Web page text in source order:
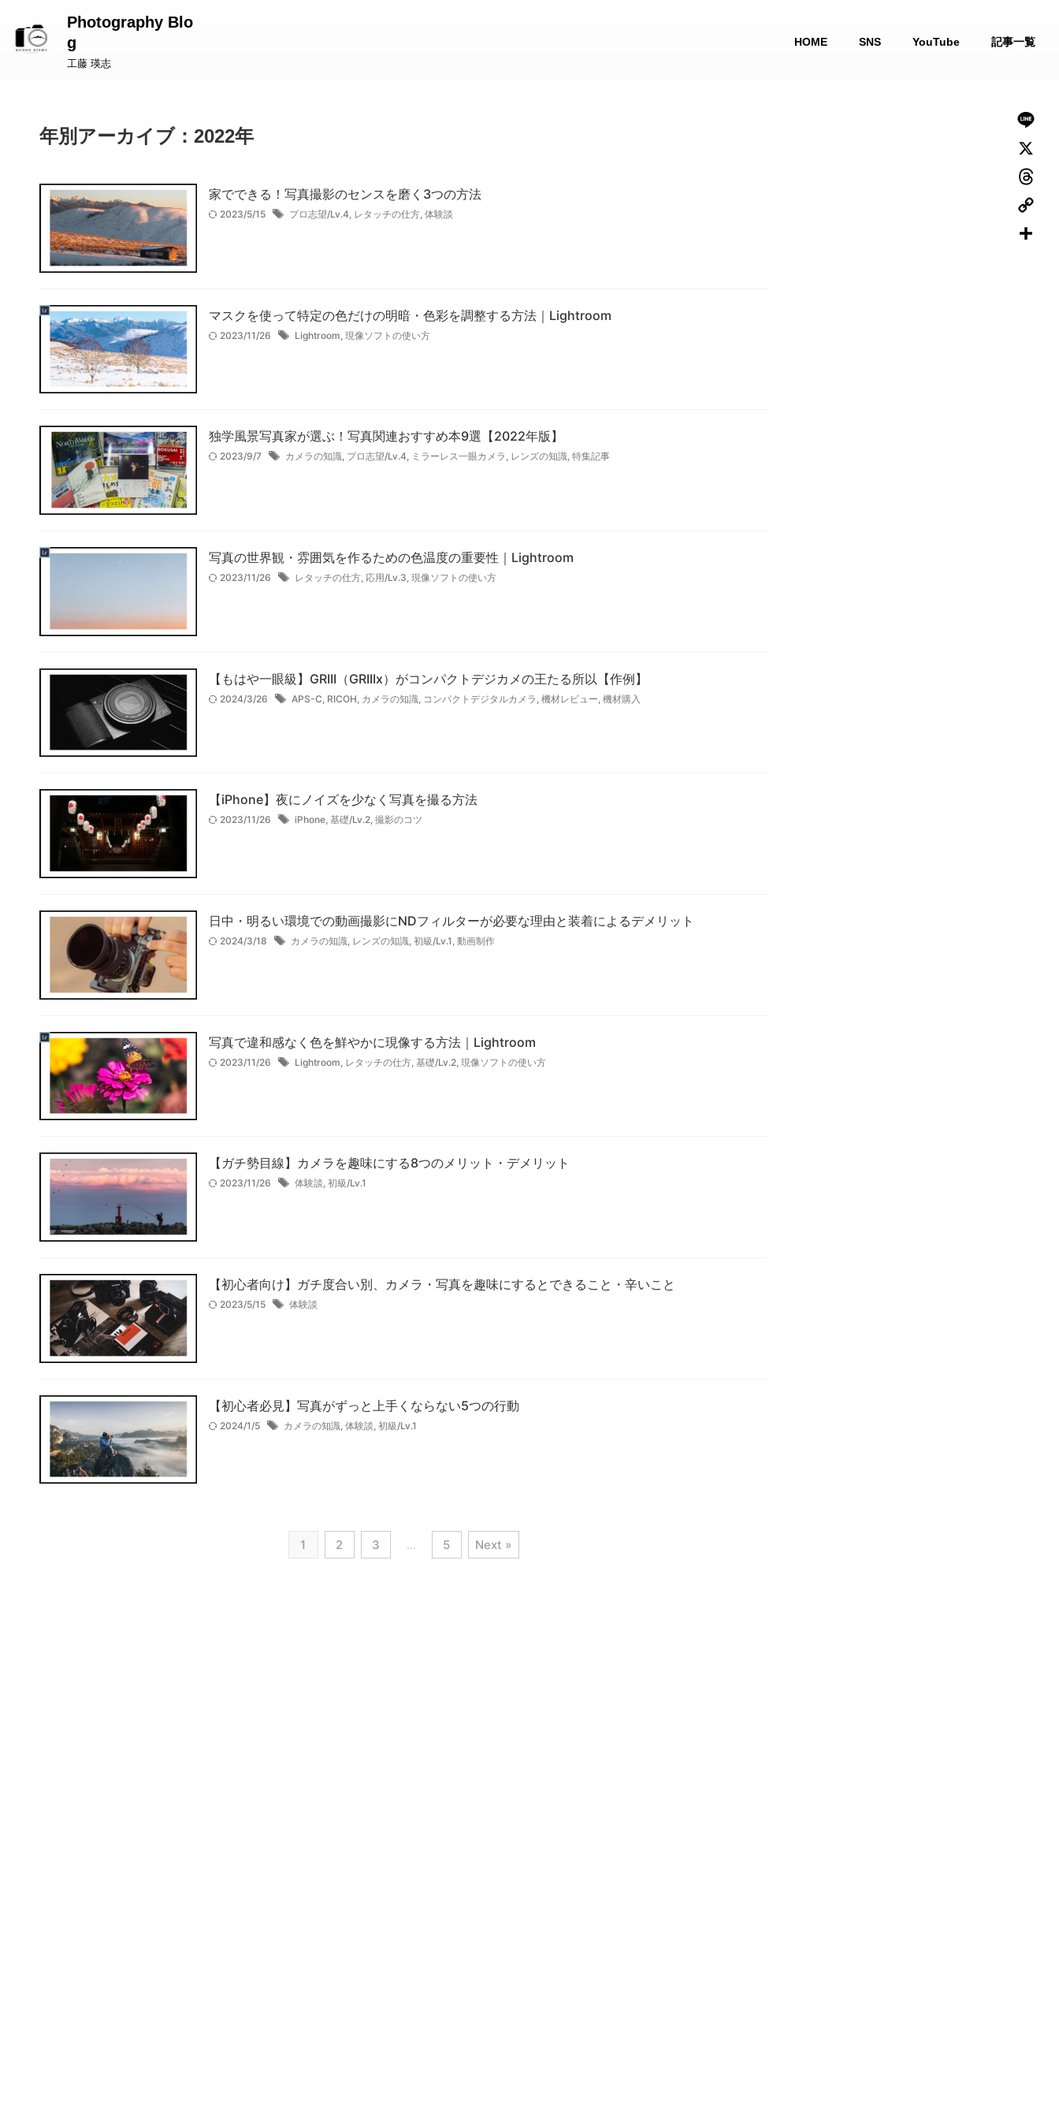
Photography Blo
g
工藤 瑛志
HOME SNS YouTube 記事一覧
年別アーカイブ：2022年
家でできる！写真撮影のセンスを磨く3つの方法
2023/5/15 プロ志望/Lv.4, レタッチの仕方, 体験談
マスクを使って特定の色だけの明暗・色彩を調整する方法｜Lightroom
2023/11/26 Lightroom 現像ソフトの使い方
独学風景写真家が選ぶ！写真関連おすすめ本9選【2022年版】
2023/9/7 カメラの知識, プロ志望/Lv.4, ミラーレス一眼カメラ , レンズの知識, 特集記事
写真の世界観・雰囲気を作るための色温度の重要性｜Lightroom
2023/11/26 レタッチの仕方 応用/Lv.3 現像ソフトの使い方
【もはや一眼級】GRIII（GRIIIx）がコンパクトデジカメの王たる所以【作例】
2024/3/26 APS-C RICOH カメラの知識 コンパクトデジタルカメラ 機材レビュー 機材購入
【iPhone】夜にノイズを少なく写真を撮る方法
2023/11/26 iPhone, 基礎/Lv.2, 撮影のコツ
日中・明るい環境での動画撮影にNDフィルターが必要な理由と装着によるデメリット
2024/3/18 カメラの知識 レンズの知識 初級/Lv.1 動画制作
写真で違和感なく色を鮮やかに現像する方法｜Lightroom
2023/11/26 Lightroom レタッチの仕方 基礎/Lv.2 現像ソフトの使い方
【ガチ勢目線】カメラを趣味にする8つのメリット・デメリット
2023/11/26 体験談, 初級/Lv.1
【初心者向け】ガチ度合い別、カメラ・写真を趣味にするとできること・辛いこと
2023/5/15 体験談
【初心者必見】写真がずっと上手くならない5つの行動
2024/1/5 カメラの知識 体験談 初級/Lv.1
1 2 3 … 5 Next »
L
n
e
X